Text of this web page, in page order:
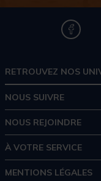
RETROUVEZ NOS
NOUS SUIVRE
NOUS REJOINDRE
À VOTRE SERVICE
MENTIONS LÉGALES